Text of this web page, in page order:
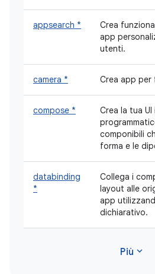
appsearch *
Crea
app
utenti.
camera * Crea app per
compose *
Crea la tua UI
componibili
forma e le
databinding
*
Collega i
layout alle
app
dichiarativo.
Più expand_more